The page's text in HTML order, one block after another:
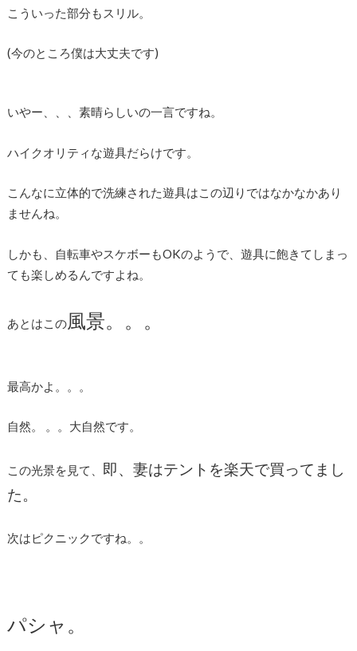
こういった部分もスリル。
(今のところ僕は大丈夫です)
いやー、、、素晴らしいの一言ですね。
ハイクオリティな遊具だらけです。
こんなに立体的で洗練された遊具はこの辺りではなかなかあり
ませんね。
しかも、自転車やスケボーもOKのようで、遊具に飽きてしまっ
ても楽しめるんですよね。
あとはこの風景。。。
最高かよ。。。
自然。 。。大自然です。
この光景を見て、 即、妻はテントを楽天で買ってまし
た。
次はピクニックですね。。
パシャ。